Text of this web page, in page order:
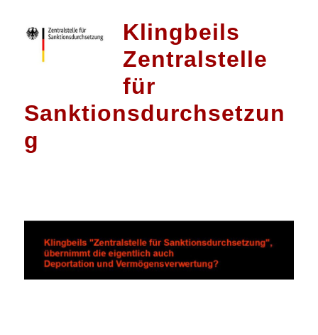
Klingbeils
Zentralstelle
für
Sanktionsdurchsetzun
g